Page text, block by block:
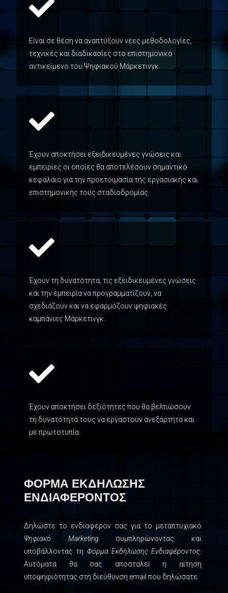
Eίναι σε θέση να αναπτύξουν νέες μεθοδολογίες,
τεχνικές και διαδικασίες στο επιστημονικό
αντικείμενο του Ψηφιακού Μάρκετινγκ.
Έχουν αποκτήσει εξειδικευμένες γνώσεις και
εμπειρίες οι οποίες θα αποτελέσουν σημαντικό
κεφάλαιο για την προετοιμασία της εργασιακής και
επιστημονικής τους σταδιοδρομίας.
Έχουν τη δυνατότητα, τις εξειδικευμένες γνώσεις
και την εμπειρία να προγραμματίζουν, να
σχεδιάζουν και να εφαρμόζουν ψηφιακές
καμπάνιες Μάρκετινγκ.
Έχουν αποκτήσει δεξιότητες που θα βελτιώσουν
τη δυνατότητά τους να εργαστούν ανεξάρτητα και
με πρωτοτυπία.
ΦΟΡΜΑ ΕΚΔΗΛΩΣΗΣ
ΕΝΔΙΑΦΕΡΟΝΤΟΣ
Δηλώστε το ενδιαφέρον σας για το μεταπτυχιακό
Ψηφιακό Marketing συμπληρώνοντας και
υποβάλλοντας τη Φόρμα Εκδήλωσης Ενδιαφέροντος.
Αυτόματα θα σας αποσταλεί η αίτηση
υποψηφιότητας στη διεύθυνση email που δηλώσατε.